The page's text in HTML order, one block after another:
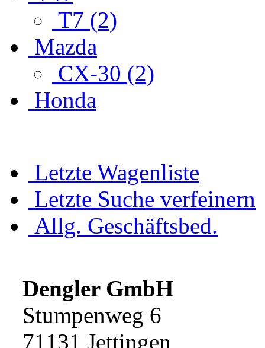
T7 (2)
Mazda
CX-30 (2)
Honda
Letzte Wagenliste
Letzte Suche verfeinern
Allg. Geschäftsbed.
Dengler GmbH
Stumpenweg 6
71131 Jettingen